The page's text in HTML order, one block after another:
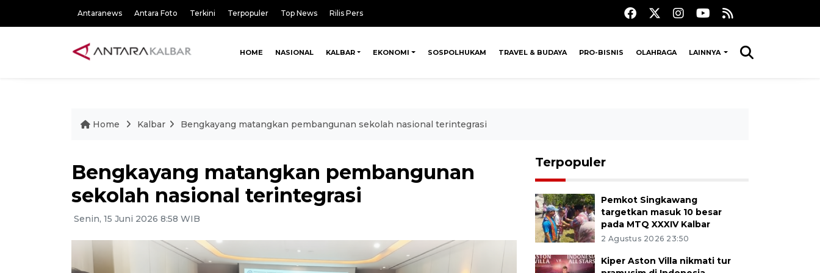
Antaranews Antara Foto Terkini Terpopuler Top News Rilis Pers
HOME NASIONAL KALBAR EKONOMI SOSPOLHUKAM TRAVEL & BUDAYA PRO-BISNIS OLAHRAGA LAINNYA
Home Kalbar Bengkayang matangkan pembangunan sekolah nasional terintegrasi
Bengkayang matangkan pembangunan
sekolah nasional terintegrasi
Senin, 15 Juni 2026 8:58 WIB
Terpopuler
Pemkot Singkawang
targetkan masuk 10 besar
pada MTQ XXXIV Kalbar
2 Agustus 2026 23:50
Kiper Aston Villa nikmati tur